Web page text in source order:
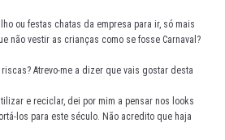
ou festas chatas da empresa para ir, só mais
não vestir as crianças como se fosse Carnaval?
Atrevo-me a dizer que vais gostar desta
e reciclar, dei por mim a pensar nos looks
los para este século. Não acredito que haja